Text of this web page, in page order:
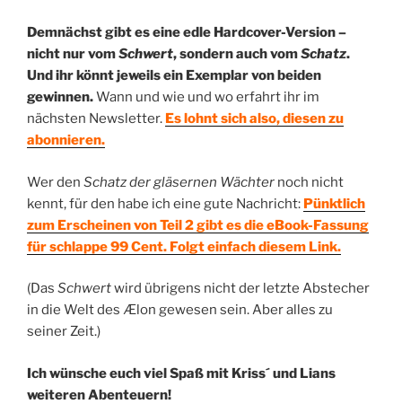
Demnächst gibt es eine edle Hardcover-Version –
nicht nur vomSchwert, sondern auch vomSchatz.
Und ihr könnt jeweils ein Exemplar von beiden
gewinnen.Wann und wie und wo erfahrt ihr im
nächsten Newsletter. Es lohnt sich also, diesen zu
abonnieren.
Wer den Schatz der gläsernen Wächter noch nicht
kennt, für den habe ich eine gute Nachricht: Pünktlich
zum Erscheinen von Teil 2 gibt es die eBook-Fassung
für schlappe 99 Cent. Folgt einfach diesem Link.
(Das Schwertwird übrigens nicht der letzte Abstecher
in die Welt des Ælon gewesen sein. Aber alles zu
seiner Zeit.)
Ich wünsche euch viel Spaß mit Kriss´ und Lians
weiteren Abenteuern!